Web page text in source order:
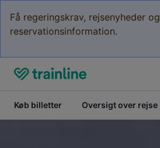
Få regeringskrav, rejsenyheder og
reservationsinformation.
Køb billetter Oversigt over rejse